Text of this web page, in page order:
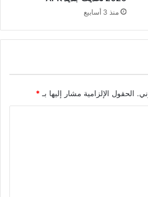
منذ 3 أسابيع
الحقول الإلزامية مشار إليها بـ *